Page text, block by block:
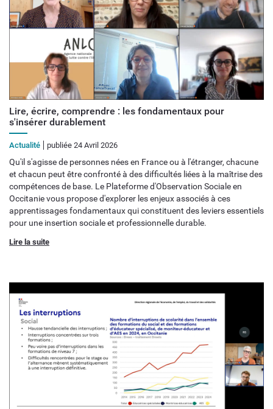
Lire, écrire, comprendre : les fondamentaux pour
s'insérer durablement
Actualité publiée 24 Avril 2026
Qu'il s'agisse de personnes nées en France ou à l'étranger, chacune
et chacun peut être confronté à des difficultés liées à la maîtrise des
compétences de base. Le Plateforme d'Observation Sociale en
Occitanie vous propose d'explorer les enjeux associés à ces
apprentissages fondamentaux qui constituent des leviers essentiels
pour une insertion sociale et professionnelle durable.
Lire la suite